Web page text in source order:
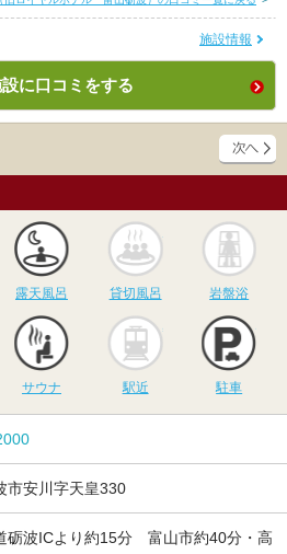
施設情報
に口コミをする
流し 露天風呂
露天風呂
貸切風呂
貸切風呂 岩盤浴
サウナ
サウナ 駅近 駐車
市安川字天皇330
砺波ICより約15分 富山市約40分・高